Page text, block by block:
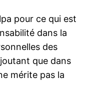
pour ce qui est
dans la
des
que dans
mérite pas la